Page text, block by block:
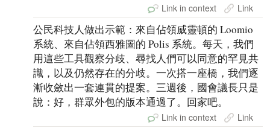
Link in context Link
公民科技人做出示範：來自佔領威靈頓的 Loomio
系統、來自佔領西雅圖的 Polis 系統。每天，我們
用這些工具觀察分歧、尋找人們可以同意的罕見共
識，以及仍然存在的分歧。一次搭一座橋，我們逐
漸收斂出一套連貫的提案。三週後，國會議長只是
說：好，群眾外包的版本通過了。回家吧。
Link in context Link